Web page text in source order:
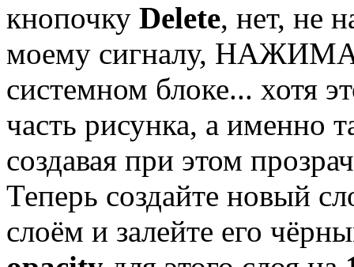
кнопочку Delete, нет, не
моему сигналу,
системном блоке... хотя
часть рисунка, а именно
создавая при этом
Теперь создайте новый
слоём и залейте его